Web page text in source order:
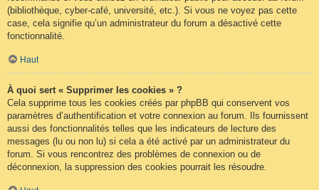
(bibliothèque, cyber-café, université, etc.). Si vous ne voyez pas cette
case, cela signifie qu’un administrateur du forum a désactivé cette
fonctionnalité.
Haut
À quoi sert « Supprimer les cookies » ?
Cela supprime tous les cookies créés par phpBB qui conservent vos
paramètres d’authentification et votre connexion au forum. Ils fournissent
aussi des fonctionnalités telles que les indicateurs de lecture des
messages (lu ou non lu) si cela a été activé par un administrateur du
forum. Si vous rencontrez des problèmes de connexion ou de
déconnexion, la suppression des cookies pourrait les résoudre.